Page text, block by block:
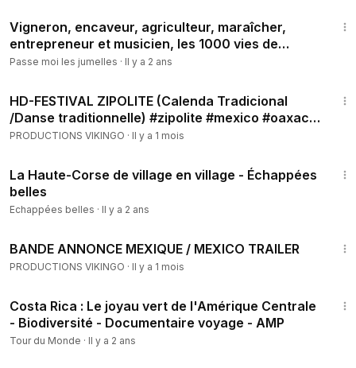
Vigneron, encaveur, agriculteur, maraîcher,
entrepreneur et musicien, les 1000 vies de
Raphaël
Passe moi les jumelles · Il y a 2 ans
HD-FESTIVAL ZIPOLITE (Calenda Tradicional
/Danse traditionnelle) #zipolite #mexico #oaxaca
#calenda
PRODUCTIONS VIKINGO · Il y a 1 mois
La Haute-Corse de village en village - Échappées
belles
Echappées belles · Il y a 2 ans
BANDE ANNONCE MEXIQUE / MEXICO TRAILER
PRODUCTIONS VIKINGO · Il y a 1 mois
Costa Rica : Le joyau vert de l'Amérique Centrale
- Biodiversité - Documentaire voyage - AMP
Tour du Monde · Il y a 2 ans